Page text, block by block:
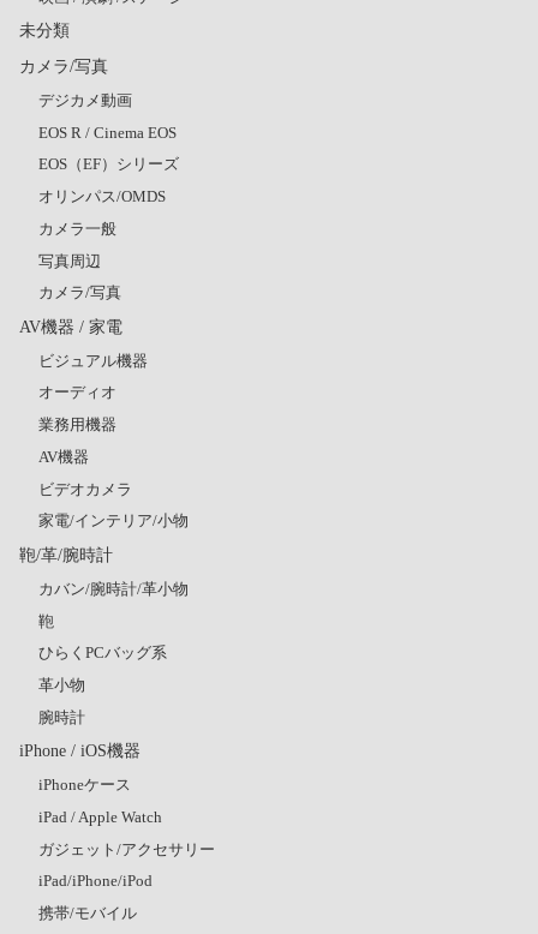
未分類
カメラ/写真
デジカメ動画
EOS R / Cinema EOS
EOS（EF）シリーズ
オリンパス/OMDS
カメラ一般
写真周辺
カメラ/写真
AV機器 / 家電
ビジュアル機器
オーディオ
業務用機器
AV機器
ビデオカメラ
家電/インテリア/小物
鞄/革/腕時計
カバン/腕時計/革小物
鞄
ひらくPCバッグ系
革小物
腕時計
iPhone / iOS機器
iPhoneケース
iPad / Apple Watch
ガジェット/アクセサリー
iPad/iPhone/iPod
携帯/モバイル